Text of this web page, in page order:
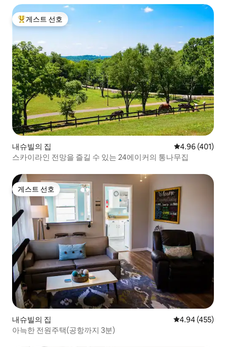
상위 게스트 선호
게스트 선호
내슈빌의 집 평점 4.96점(5
4.96 (401)
스카이라인 전망을 즐길 수 있는 24에이커의 통나무집
게스트 선호
게스트 선호
내슈빌의 집 평점 4.94점(5
4.94 (455)
아늑한 전원주택(공항까지 3분)